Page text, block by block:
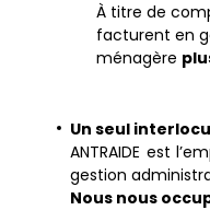
À titre de
facturent en
ménagère
Un seul
ANTRAIDE est
gestion
Nous nous